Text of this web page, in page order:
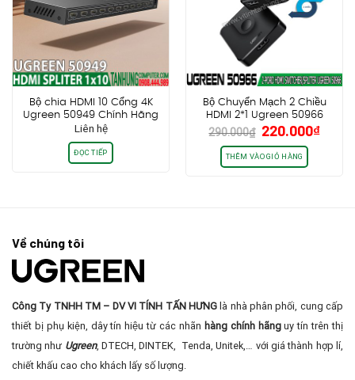
Bộ chia HDMI 10 Cổng 4K
Ugreen 50949 Chính Hãng
Cao Cấp
Liên hệ
ĐỌC TIẾP
Bộ Chuyển Mạch 2 Chiều
HDMI 2*1 Ugreen 50966
290.000₫ Giá
gốc
là:
290.000₫.
220.000₫Giá
THÊM VÀO GIỎ HÀNG
Về chúng tôi
Công Ty TNHH TM – DV VI TÍNH TẤN HƯNG là nhà phân phối, cung cấp
thiết bị phụ kiện, dây tín hiệu từ các nhãn hàng chính hãnguy tín trên thị
trường như Ugreen, DTECH, DINTEK, Tenda, Unitek,… với giá thành hợp lí,
chiết khấu cao cho khách lấy số lượng.